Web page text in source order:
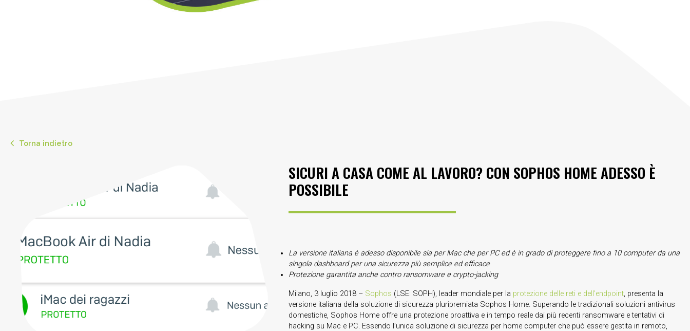
Torna indietro
SICURI A CASA COME AL LAVORO? CON SOPHOS HOME ADESSO È
POSSIBILE
La versione italiana è adesso disponibile sia per Mac che per PC ed è in grado di proteggere fino a 10 computer da una
singola dashboard per una sicurezza più semplice ed efficace
Protezione garantita anche contro ransomware e crypto-jacking
Milano, 3 luglio 2018 – Sophos (LSE: SOPH), leader mondiale per la protezione delle reti e dell’endpoint, presenta la
versione italiana della soluzione di sicurezza pluripremiata Sophos Home. Superando le tradizionali soluzioni antivirus
domestiche, Sophos Home offre una protezione proattiva e in tempo reale dai più recenti ransomware e tentativi di
hacking su Mac e PC. Essendo l’unica soluzione di sicurezza per home computer che può essere gestita in remoto,